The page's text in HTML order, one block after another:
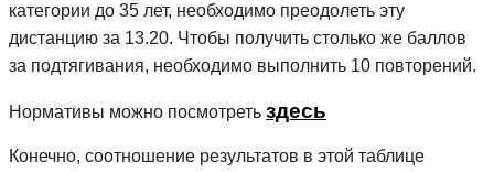
категории до 35 лет, необходимо преодолеть эту
дистанцию за 13.20. Чтобы получить столько же баллов
за подтягивания, необходимо выполнить 10 повторений.
Нормативы можно посмотреть здесь
Конечно, соотношение результатов в этой таблице